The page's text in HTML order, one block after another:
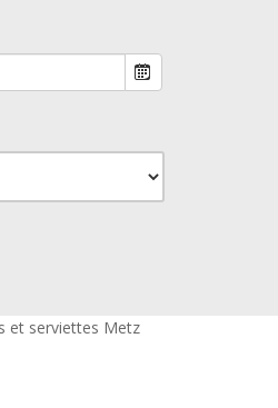
et serviettes Metz